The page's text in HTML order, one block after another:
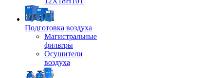
Подготовка воздуха
Магистральные
фильтры
Осушители
воздуха